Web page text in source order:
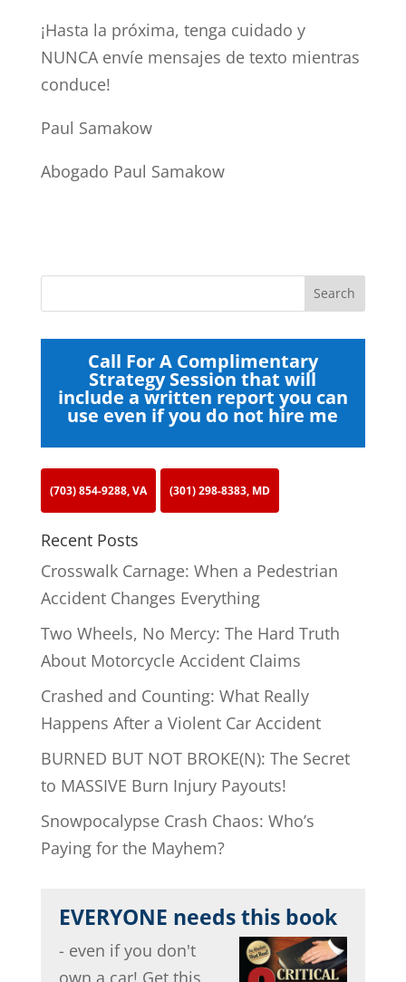
¡Hasta la próxima, tenga cuidado y
NUNCA envíe mensajes de texto mientras
conduce!
Paul Samakow
Abogado Paul Samakow
Call For A Complimentary
Strategy Session that will
include a written report you can
use even if you do not hire me
(703) 854-9288, VA (301) 298-8383, MD
Recent Posts
Crosswalk Carnage: When a Pedestrian
Accident Changes Everything
Two Wheels, No Mercy: The Hard Truth
About Motorcycle Accident Claims
Crashed and Counting: What Really
Happens After a Violent Car Accident
BURNED BUT NOT BROKE(N): The Secret
to MASSIVE Burn Injury Payouts!
Snowpocalypse Crash Chaos: Who’s
Paying for the Mayhem?
EVERYONE needs this book
- even if you don't
own a car! Get this